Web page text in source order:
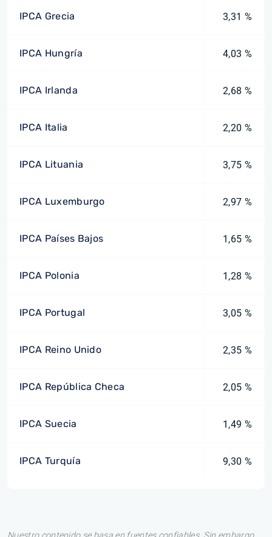
IPCA Grecia 3,31 %
IPCA Hungría 4,03 %
IPCA Irlanda 2,68 %
IPCA Italia 2,20 %
IPCA Lituania 3,75 %
IPCA Luxemburgo 2,97 %
IPCA Países Bajos 1,65 %
IPCA Polonia 1,28 %
IPCA Portugal 3,05 %
IPCA Reino Unido 2,35 %
IPCA República Checa 2,05 %
IPCA Suecia 1,49 %
IPCA Turquía 9,30 %